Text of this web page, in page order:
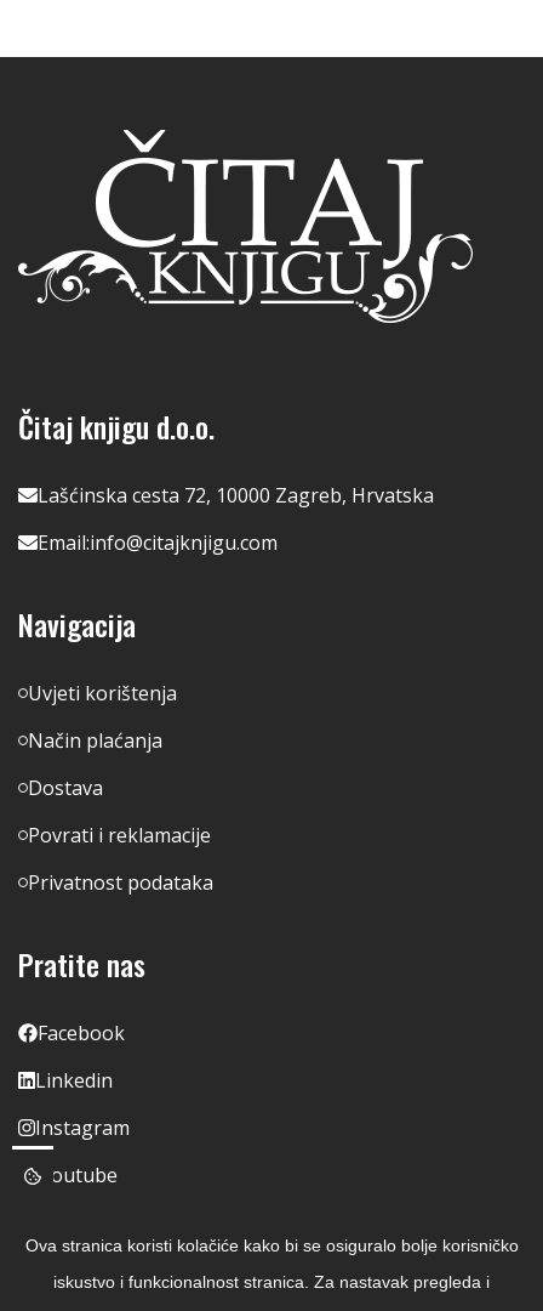
Čitaj knjigu d.o.o.
Lašćinska cesta 72, 10000 Zagreb, Hrvatska
Email:info@citajknjigu.com
Navigacija
Uvjeti korištenja
Način plaćanja
Dostava
Povrati i reklamacije
Privatnost podataka
Pratite nas
Facebook
Linkedin
Instagram
Youtube
Ova stranica koristi kolačiće kako bi se osiguralo bolje korisničko
iskustvo i funkcionalnost stranica. Za nastavak pregleda i